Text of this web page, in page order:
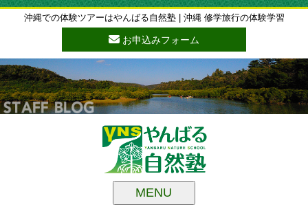
沖縄での体験ツアーはやんばる自然塾 | 沖縄 修学旅行の体験学習
お申込みフォーム
MENU